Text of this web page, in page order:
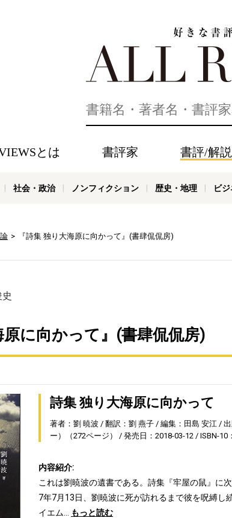
とは 書評家 書評/解
社会・政治 ノンフィクション 歴史・地理 ビ
『詩集 独り大海原に向かって』(書肆侃侃房)
原に向かって』(書肆侃侃房)
詩集 独り大海原に向かって
著者：劉 暁波 翻訳：劉 燕子 編集：田島 安江
ー）（272ページ）
発売日：2018-03-12 ISBN-10
内容紹介:
これは劉暁波の遺書である。詩集『牢屋の鼠』に
7年7月13日、劉暁波に死が訪れるまで彼を呪縛し
イエム…
もっと読む